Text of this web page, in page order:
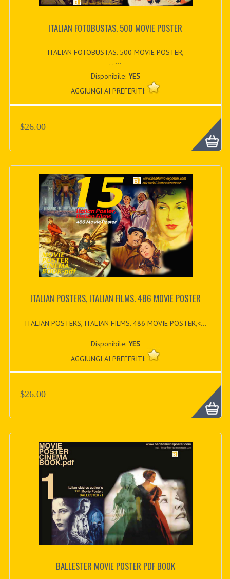
ITALIAN FOTOBUSTAS. 500 MOVIE POSTER
ITALIAN FOTOBUSTAS. 500 MOVIE POSTER,
, , ...
Disponibile: YES
AGGIUNGI AI PREFERITI:
$26.00
ITALIAN POSTERS, ITALIAN FILMS. 486 MOVIE POSTER
ITALIAN POSTERS, ITALIAN FILMS. 486 MOVIE POSTER,<...
Disponibile: YES
AGGIUNGI AI PREFERITI:
$26.00
BALLESTER MOVIE POSTER PDF BOOK